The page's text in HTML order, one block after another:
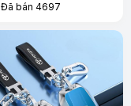
Đã bán 4697